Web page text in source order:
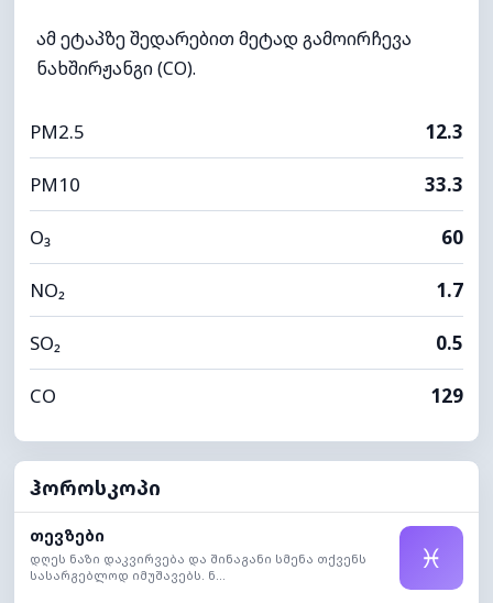
ამ ეტაპზე შედარებით მეტად გამოირჩევა
ნახშირჟანგი (CO).
PM2.5 12.3
PM10 33.3
O₃ 60
NO₂ 1.7
SO₂ 0.5
CO 129
ჰოროსკოპი
თევზები
დღეს ნაზი დაკვირვება და შინაგანი სმენა თქვენს
სასარგებლოდ იმუშავებს. ნ...
♓